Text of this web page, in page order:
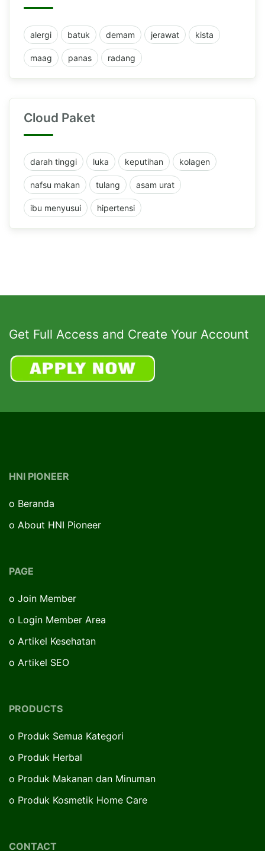
alergi batuk demam jerawat kista
maag panas radang
Cloud Paket
darah tinggi luka keputihan kolagen
nafsu makan tulang asam urat
ibu menyusui hipertensi
Get Full Access and Create Your Account
HNI PIONEER
o Beranda
o About HNI Pioneer
PAGE
o Join Member
o Login Member Area
o Artikel Kesehatan
o Artikel SEO
PRODUCTS
o Produk Semua Kategori
o Produk Herbal
o Produk Makanan dan Minuman
o Produk Kosmetik Home Care
CONTACT